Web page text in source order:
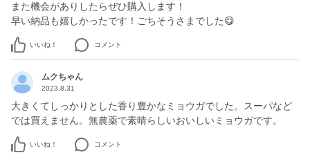
また機会がありしたらぜひ購入します！
早い納品も嬉しかったです！ごちそうさまでした😋
いいね！ コメント
ムクちゃん
2023.8.31
大きくてしっかりとした香り豊かなミョウガでした。スーパなど
では買えません。無農薬で素晴らしいおいしいミョウガです。
いいね！ コメント